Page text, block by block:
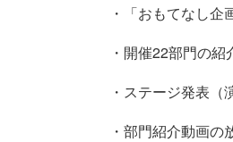
・「おもてなし
・開催22部門の
・ステージ発表
・部門紹介動画の